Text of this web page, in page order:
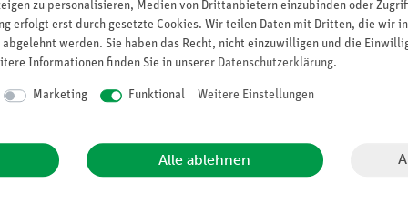
erster Experimente, mit Schnelleinstieg, Erklärung aller
auf der Nanoskala. Es enthält viele hilfreiche
Theorie und interpretierten Beispielergebnissen.
Benutzerhandbuch
, Experimente zu
zu personalisieren, Medien von Drittanbietern einzubinden oder
erfolgt erst durch gesetzte Cookies. Wir teilen Daten mit Dritten, die wir
werden. Sie haben das Recht, nicht einzuwilligen und die
Informationen finden Sie in unserer Daten­schutz­erklärung.
Marketing Funktional Weitere Einstellungen
Alle ablehnen